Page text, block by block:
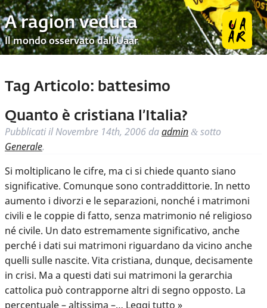
A ragion veduta
Il mondo osservato dall’Uaar
Tag Articolo: battesimo
Quanto è cristiana l’Italia?
Pubblicati ilNovembre 14th, 2006 daadmin & sotto
Generale.
Si moltiplicano le cifre, ma ci si chiede quanto siano
significative. Comunque sono contraddittorie. In netto
aumento i divorzi e le separazioni, nonché i matrimoni
civili e le coppie di fatto, senza matrimonio né religioso
né civile. Un dato estremamente significativo, anche
perché i dati sui matrimoni riguardano da vicino anche
quelli sulle nascite. Vita cristiana, dunque, decisamente
in crisi. Ma a questi dati sui matrimoni la gerarchia
cattolica può contrapporne altri di segno opposto. La
percentuale – altissima –… Leggi tutto »